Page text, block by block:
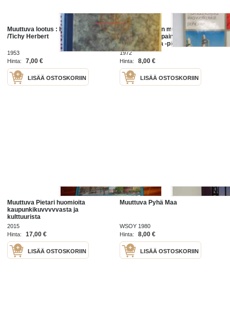
Muuttuva lootus : Intian kuvaus
/Tichy Herbert
1953
Hinta:
7,00 €
LISÄÄ OSTOSKORIIN
Oulu kaupungin muuttuva
omakuva -osapainos Oulu-
kuvateoksesta -picture book of
Oulu
1972
Hinta:
8,00 €
LISÄÄ OSTOSKORIIN
Muuttuva Pietari huomioita
kaupunkikuvvvvvasta ja
kulttuurista
2015
Hinta:
17,00 €
LISÄÄ OSTOSKORIIN
Muuttuva Pyhä Maa
WSOY 1980
Hinta:
8,00 €
LISÄÄ OSTOSKORIIN